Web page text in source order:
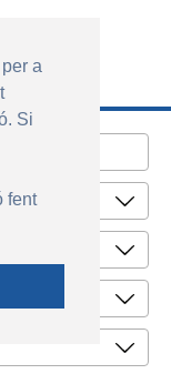
a
Si
fent